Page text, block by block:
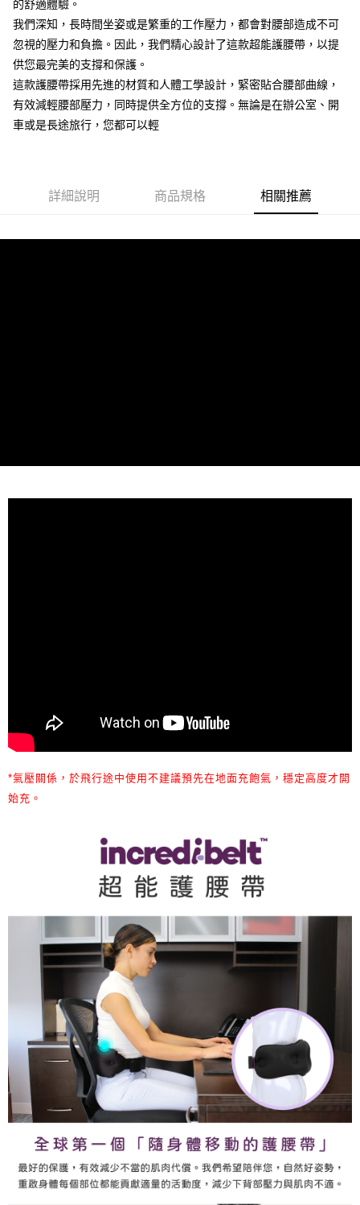
【「AFTEE先享後付」結帳流程】
１．於結帳方式選擇「AFTEE先享後付」後，將跳轉至「AFTEE先享後付」
２．訂單成立數日內，您將收到繳費通知簡訊。
３．收到繳費通知簡訊後14天內，點擊此簡訊中的連結，可透過四大超商／
ATM／網路銀行／等多元方式進行付款，方視為交易完成。
※ 請注意：結帳手續完成當下不需立刻繳費，但若您需要取消訂單，請聯絡
購買商品的店家。未經商家同意取消之訂單仍視為有效，需透過AFTEE先享
易，需依本服務之必要範圍內提供個人資料，並將交易相關給付款項請求債
運送方式
付款後全家取貨
每筆NT$80，滿NT$999(含以上)免運費
付款後7-11取貨
每筆NT$80，滿NT$1,000(含以上)免運費
宅配
付款後門市自取
的舒適體驗。
我們深知，長時間坐姿或是繁重的工作壓力，都會對腰部造成不可
忽視的壓力和負擔。因此，我們精心設計了這款超能護腰帶，以提
供您最完美的支撐和保護。
這款護腰帶採用先進的材質和人體工學設計，緊密貼合腰部曲線，
有效減輕腰部壓力，同時提供全方位的支撐。無論是在辦公室、開
車或是長途旅行，您都可以輕
詳細說明 商品規格 相關推薦
*氣壓關係，於飛行途中使用不建議預先在地面充飽氣，穩定高度才開
始充。